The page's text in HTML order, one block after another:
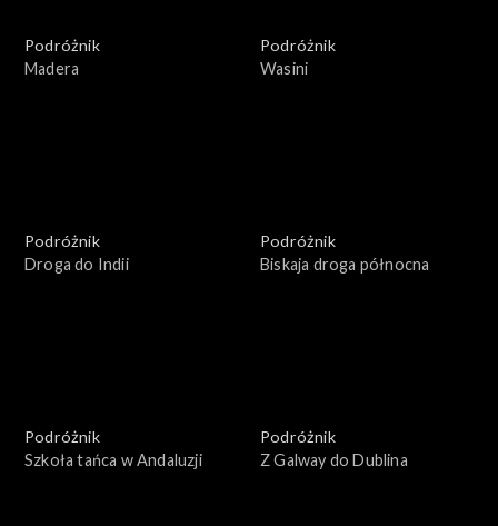
Podróżnik
Madera
Podróżnik
Wasini
Podróżnik
Droga do Indii
Podróżnik
Biskaja droga północna
Podróżnik
Szkoła tańca w Andaluzji
Podróżnik
Z Galway do Dublina